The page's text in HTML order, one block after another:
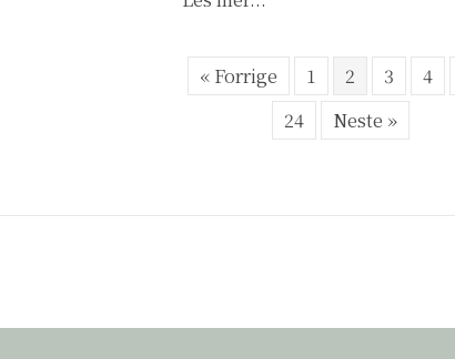
« Forrige 1 2 3 4
24
Neste »